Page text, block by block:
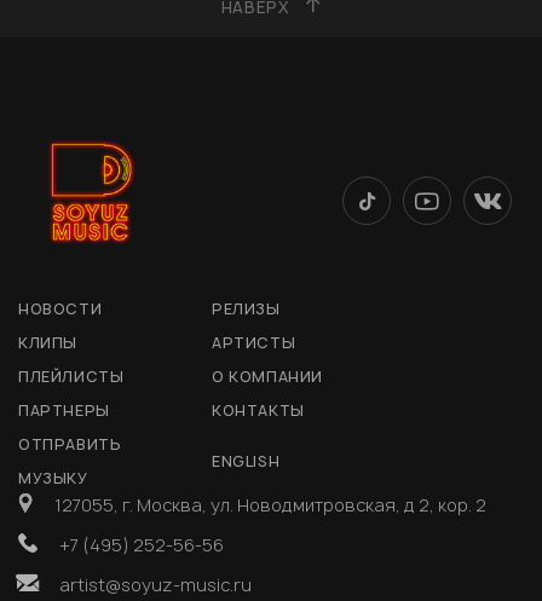
НАВЕРХ
НОВОСТИ
РЕЛИЗЫ
КЛИПЫ
АРТИСТЫ
ПЛЕЙЛИСТЫ
О КОМПАНИИ
ПАРТНЕРЫ
КОНТАКТЫ
ОТПРАВИТЬ
МУЗЫКУ
ENGLISH
127055, г. Москва, ул. Новодмитровская, д 2, кор. 2
+7 (495) 252-56-56
artist@soyuz-music.ru